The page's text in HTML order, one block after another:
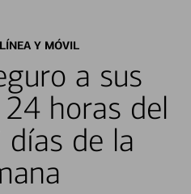
Y MÓVIL
a sus
horas del
días de la